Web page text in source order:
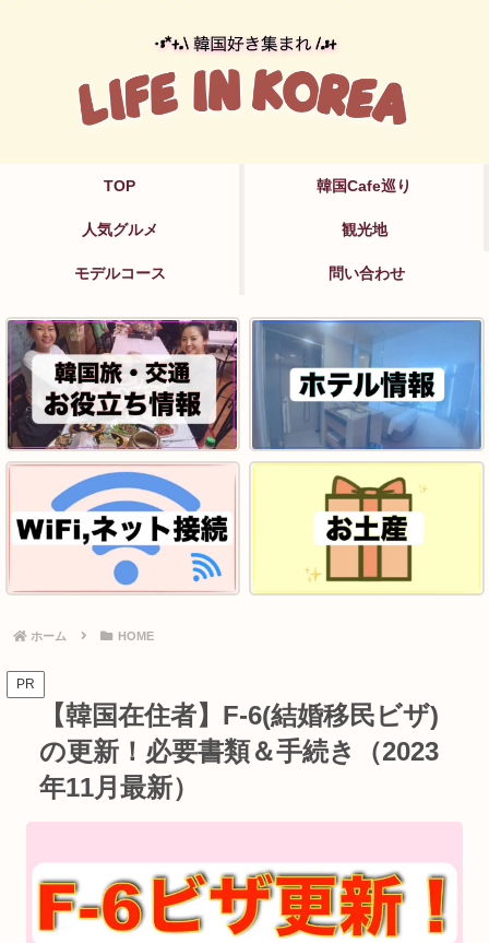
TOP 韓国Cafe巡り
人気グルメ 観光地
モデルコース 問い合わせ
ホーム HOME
PR
【韓国在住者】F-6(結婚移民ビザ)
の更新！必要書類＆手続き（2023
年11月最新）